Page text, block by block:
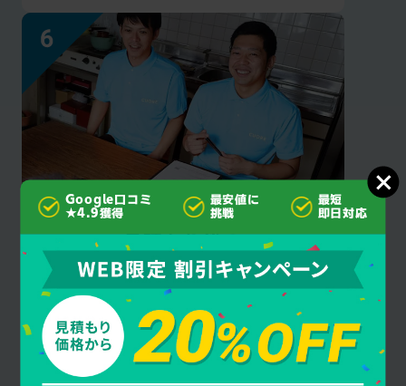
見積もり後の
追加料金なし
クオーレ千葉はご契約成立後にお客様に許可
を得ず作業・料金を追加することは一切あり
ません。安心してお任せください。
Google口コミ
★4.9獲得
最安値に
挑戦
最短
即日対応